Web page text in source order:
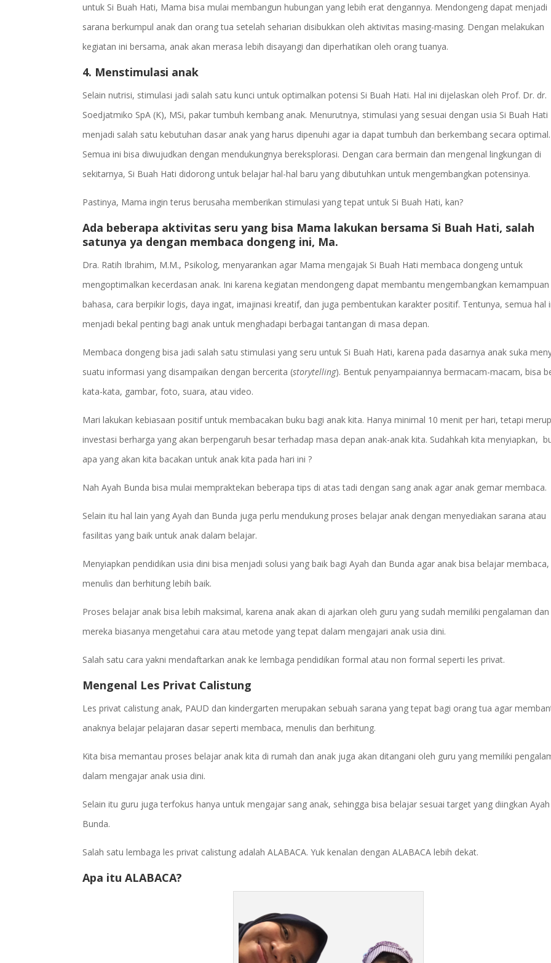
untuk Si Buah Hati, Mama bisa mulai membangun hubungan yang lebih erat dengannya. Mendongeng dapat menjadi
sarana berkumpul anak dan orang tua setelah seharian disibukkan oleh aktivitas masing-masing. Dengan melakukan
kegiatan ini bersama, anak akan merasa lebih disayangi dan diperhatikan oleh orang tuanya.
4. Menstimulasi anak
Selain nutrisi, stimulasi jadi salah satu kunci untuk optimalkan potensi Si Buah Hati. Hal ini dijelaskan oleh Prof. Dr. dr.
Soedjatmiko SpA (K), MSi, pakar tumbuh kembang anak. Menurutnya, stimulasi yang sesuai dengan usia Si Buah Hati
menjadi salah satu kebutuhan dasar anak yang harus dipenuhi agar ia dapat tumbuh dan berkembang secara optimal.
Semua ini bisa diwujudkan dengan mendukungnya bereksplorasi. Dengan cara bermain dan mengenal lingkungan di
sekitarnya, Si Buah Hati didorong untuk belajar hal-hal baru yang dibutuhkan untuk mengembangkan potensinya.
Pastinya, Mama ingin terus berusaha memberikan stimulasi yang tepat untuk Si Buah Hati, kan?
Ada beberapa aktivitas seru yang bisa Mama lakukan bersama Si Buah Hati, salah
satunya ya dengan membaca dongeng ini, Ma.
Dra. Ratih Ibrahim, M.M., Psikolog, menyarankan agar Mama mengajak Si Buah Hati membaca dongeng untuk
mengoptimalkan kecerdasan anak. Ini karena kegiatan mendongeng dapat membantu mengembangkan kemampuan
bahasa, cara berpikir logis, daya ingat, imajinasi kreatif, dan juga pembentukan karakter positif. Tentunya, semua hal
menjadi bekal penting bagi anak untuk menghadapi berbagai tantangan di masa depan.
Membaca dongeng bisa jadi salah satu stimulasi yang seru untuk Si Buah Hati, karena pada dasarnya anak suka
suatu informasi yang disampaikan dengan bercerita (storytelling). Bentuk penyampaiannya bermacam-macam, bisa
kata-kata, gambar, foto, suara, atau video.
Mari lakukan kebiasaan positif untuk membacakan buku bagi anak kita. Hanya minimal 10 menit per hari, tetapi
investasi berharga yang akan berpengaruh besar terhadap masa depan anak-anak kita. Sudahkah kita menyiapkan,
apa yang akan kita bacakan untuk anak kita pada hari ini ?
Nah Ayah Bunda bisa mulai mempraktekan beberapa tips di atas tadi dengan sang anak agar anak gemar membaca.
Selain itu hal lain yang Ayah dan Bunda juga perlu mendukung proses belajar anak dengan menyediakan sarana atau
fasilitas yang baik untuk anak dalam belajar.
Menyiapkan pendidikan usia dini bisa menjadi solusi yang baik bagi Ayah dan Bunda agar anak bisa belajar
menulis dan berhitung lebih baik.
Proses belajar anak bisa lebih maksimal, karena anak akan di ajarkan oleh guru yang sudah memiliki pengalaman dan
mereka biasanya mengetahui cara atau metode yang tepat dalam mengajari anak usia dini.
Salah satu cara yakni mendaftarkan anak ke lembaga pendidikan formal atau non formal seperti les privat.
Mengenal Les Privat Calistung
Les privat calistung anak, PAUD dan kindergarten merupakan sebuah sarana yang tepat bagi orang tua agar
anaknya belajar pelajaran dasar seperti membaca, menulis dan berhitung.
Kita bisa memantau proses belajar anak kita di rumah dan anak juga akan ditangani oleh guru yang memiliki
dalam mengajar anak usia dini.
Selain itu guru juga terfokus hanya untuk mengajar sang anak, sehingga bisa belajar sesuai target yang diingkan
Bunda.
Salah satu lembaga les privat calistung adalah ALABACA. Yuk kenalan dengan ALABACA lebih dekat.
Apa itu ALABACA?